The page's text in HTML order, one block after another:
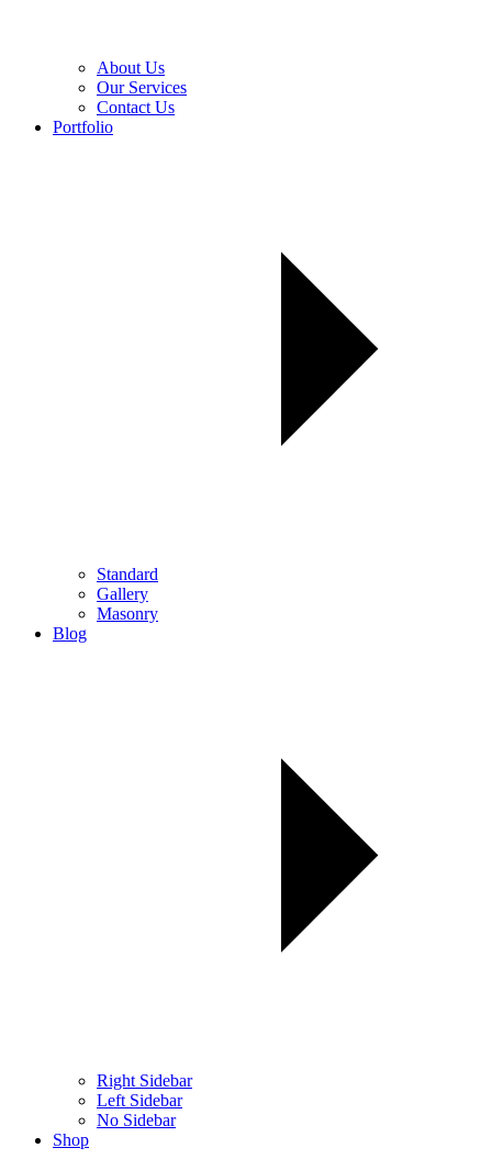
About Us
Our Services
Contact Us
Portfolio
Standard
Gallery
Masonry
Blog
Right Sidebar
Left Sidebar
No Sidebar
Shop